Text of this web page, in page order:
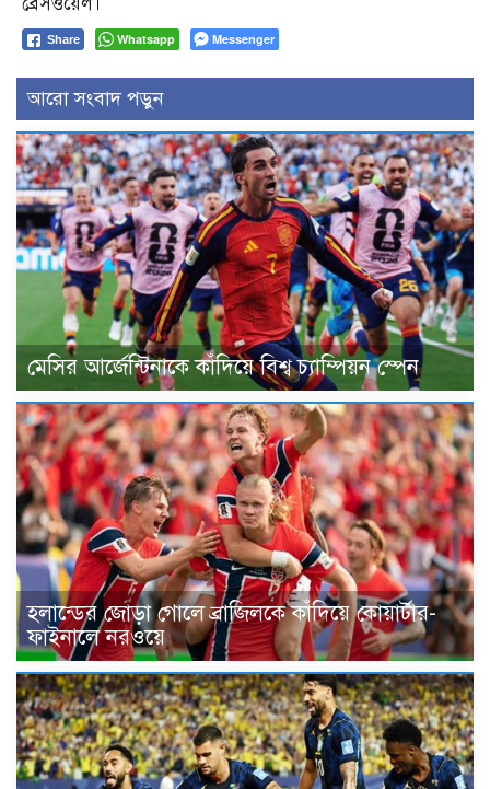
Share Whatsapp Messenger
আরো সংবাদ পড়ুন
মেসির আর্জেন্টিনাকে কাঁদিয়ে বিশ্ব চ্যাম্পিয়ন স্পেন ‎
হলান্ডের জোড়া গোলে ব্রাজিলকে কাঁদিয়ে কোয়ার্টার-
ফাইনালে নরওয়ে